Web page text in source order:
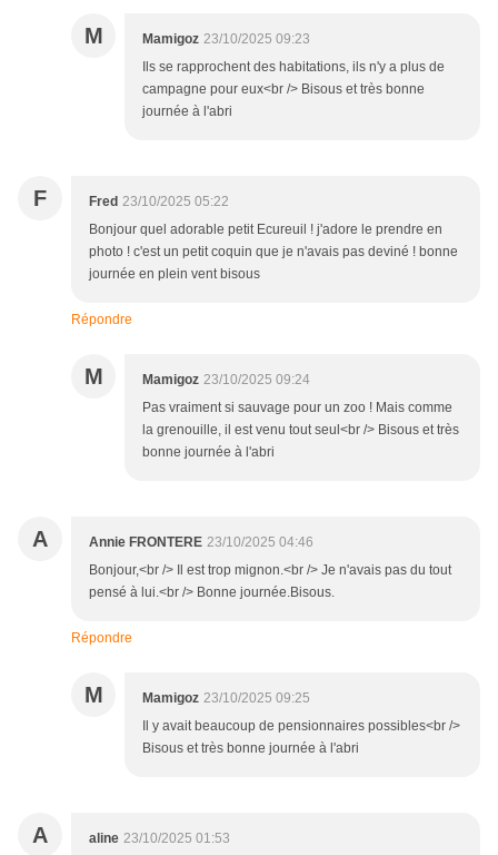
M Mamigoz 23/10/2025 09:23
Ils se rapprochent des habitations, ils n'y a plus de
campagne pour eux<br /> Bisous et très bonne
journée à l'abri
F Fred 23/10/2025 05:22
Bonjour quel adorable petit Ecureuil ! j'adore le prendre en
photo ! c'est un petit coquin que je n'avais pas deviné ! bonne
journée en plein vent bisous
Répondre
M Mamigoz 23/10/2025 09:24
Pas vraiment si sauvage pour un zoo ! Mais comme
la grenouille, il est venu tout seul<br /> Bisous et très
bonne journée à l'abri
A Annie FRONTERE 23/10/2025 04:46
Bonjour,<br /> Il est trop mignon.<br /> Je n'avais pas du tout
pensé à lui.<br /> Bonne journée.Bisous.
Répondre
M Mamigoz 23/10/2025 09:25
Il y avait beaucoup de pensionnaires possibles<br />
Bisous et très bonne journée à l'abri
A aline 23/10/2025 01:53